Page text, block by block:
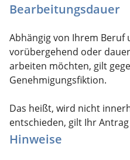
Bearbeitungsdauer
Abhängig von Ihrem Beruf
vorübergehend oder
arbeiten möchten, gilt
Genehmigungsfiktion.
Das heißt, wird nicht
entschieden, gilt Ihr
Hinweise